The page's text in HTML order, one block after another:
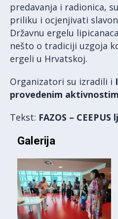
predavanja i radionica,
priliku i ocjenjivati
Državnu ergelu
nešto o tradiciji uzgoja
ergeli u Hrvatskoj.
Organizatori su izradili i
provedenim
Tekst: FAZOS –
Galerija